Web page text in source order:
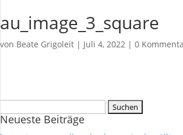
au_image_3_square
von Beate Grigoleit | Juli 4, 2022 |0
nach:
Neueste Beiträge